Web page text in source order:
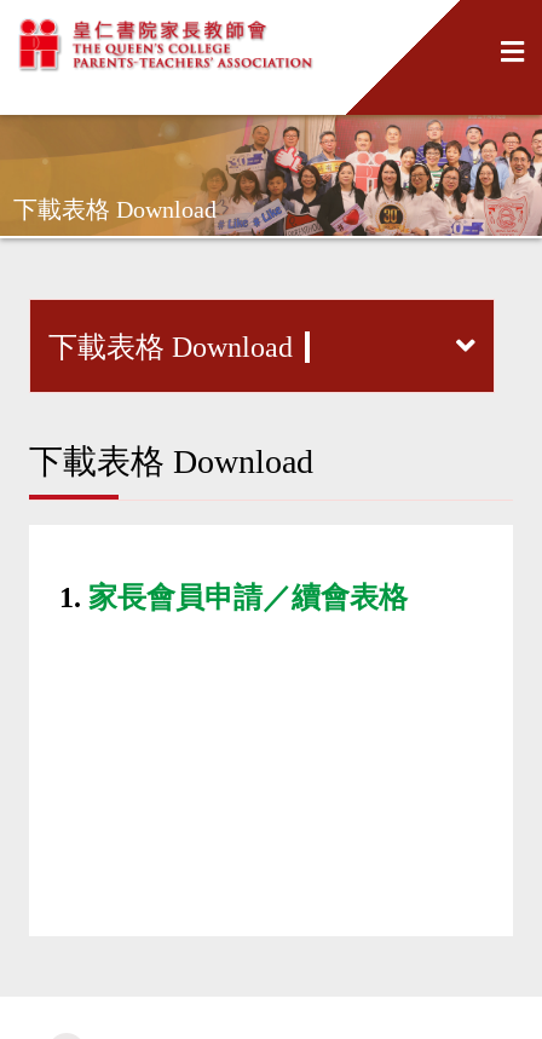
下載表格 Download
下載表格 Download
下載表格 Download
1. 家長會員申請／續會表格